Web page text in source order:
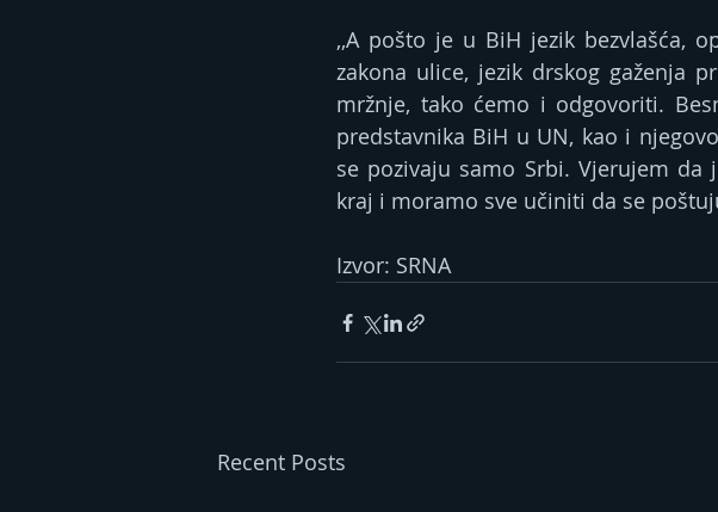
,,A pošto je u BiH jezik bezvlašća,
zakona ulice, jezik drskog gaženja
mržnje, tako ćemo i odgovoriti.
predstavnika BiH u UN, kao i
se pozivaju samo Srbi. Vjerujem
kraj i moramo sve učiniti da se
Izvor: SRNA
Recent Posts